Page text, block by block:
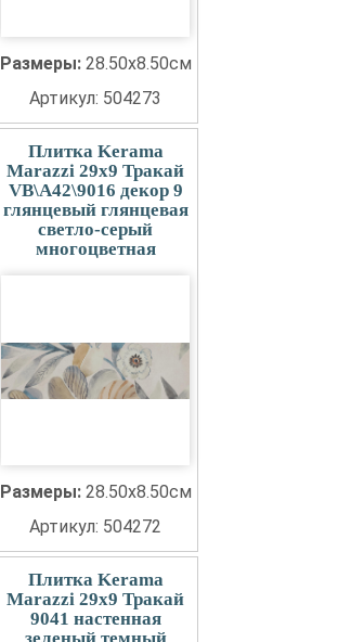
Размеры: 28.50x8.50см
Артикул: 504273
Плитка Kerama
Marazzi 29x9 Тракай
VB\A42\9016 декор 9
глянцевый глянцевая
светло-серый
многоцветная
Размеры: 28.50x8.50см
Артикул: 504272
Плитка Kerama
Marazzi 29x9 Тракай
9041 настенная